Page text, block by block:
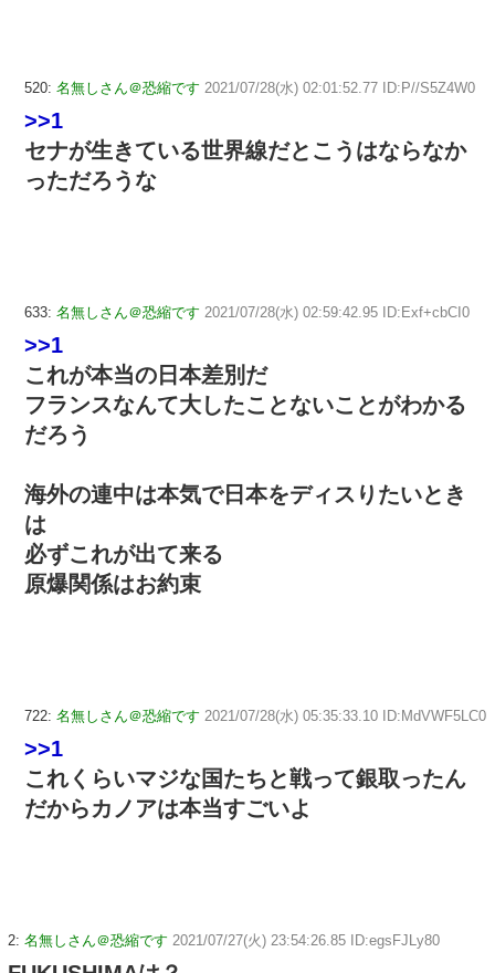
520: 名無しさん＠恐縮です 2021/07/28(水) 02:01:52.77 ID:P//S5Z4W0
>>1
セナが生きている世界線だとこうはならなか
っただろうな
633: 名無しさん＠恐縮です 2021/07/28(水) 02:59:42.95 ID:Exf+cbCI0
>>1
これが本当の日本差別だ
フランスなんて大したことないことがわかる
だろう
海外の連中は本気で日本をディスりたいとき
は
必ずこれが出て来る
原爆関係はお約束
722: 名無しさん＠恐縮です 2021/07/28(水) 05:35:33.10 ID:MdVWF5LC0
>>1
これくらいマジな国たちと戦って銀取ったん
だからカノアは本当すごいよ
2: 名無しさん＠恐縮です 2021/07/27(火) 23:54:26.85 ID:egsFJLy80